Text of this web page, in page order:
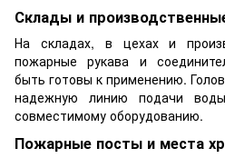
Склады и
На складах, в цехах и
пожарные рукава и
быть готовы к применению.
надежную линию подачи
совместимому оборудованию.
Пожарные посты и места